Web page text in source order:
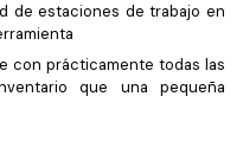
de estaciones de trabajo en
con prácticamente todas las
que una pequeña